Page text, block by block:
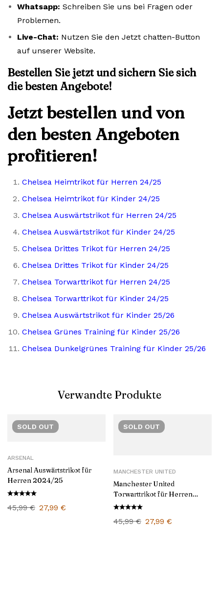
Whatsapp: Schreiben Sie uns bei Fragen oder
Problemen.
Live-Chat: Nutzen Sie den Jetzt chatten-Button
auf unserer Website.
Bestellen Sie jetzt und sichern Sie sich
die besten Angebote!
Jetzt bestellen und von
den besten Angeboten
profitieren!
Chelsea Heimtrikot für Herren 24/25
Chelsea Heimtrikot für Kinder 24/25
Chelsea Auswärtstrikot für Herren 24/25
Chelsea Auswärtstrikot für Kinder 24/25
Chelsea Drittes Trikot für Herren 24/25
Chelsea Drittes Trikot für Kinder 24/25
Chelsea Torwarttrikot für Herren 24/25
Chelsea Torwarttrikot für Kinder 24/25
Chelsea Auswärtstrikot für Kinder 25/26
Chelsea Grünes Training für Kinder 25/26
Chelsea Dunkelgrünes Training für Kinder 25/26
Verwandte Produkte
SOLD OUT
ARSENAL
Arsenal Auswärtstrikot für
Herren 2024/25
45,99€ 27,99 €
SOLD OUT
MANCHESTER UNITED
Manchester United
Torwarttrikot für Herren
2024/25
45,99€ 27,99 €